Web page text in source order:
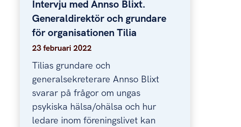
Intervju med Annso Blixt.
Generaldirektör och grundare
för organisationen Tilia
Intervju med Annso Blixt. Generaldirektör
23 februari 2022
Tilias grundare och
generalsekreterare Annso Blixt
svarar på frågor om ungas
psykiska hälsa/ohälsa och hur
ledare inom föreningslivet kan